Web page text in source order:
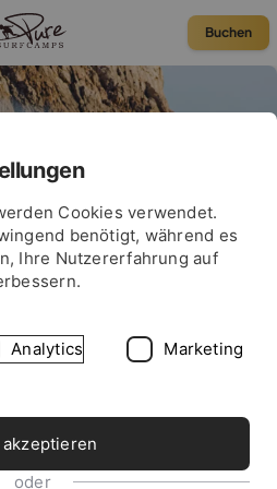
Buchen
Cookies verwendet.
benötigt, während es
Ihre Nutzererfahrung auf
Analytics Marketing
akzeptieren
oder